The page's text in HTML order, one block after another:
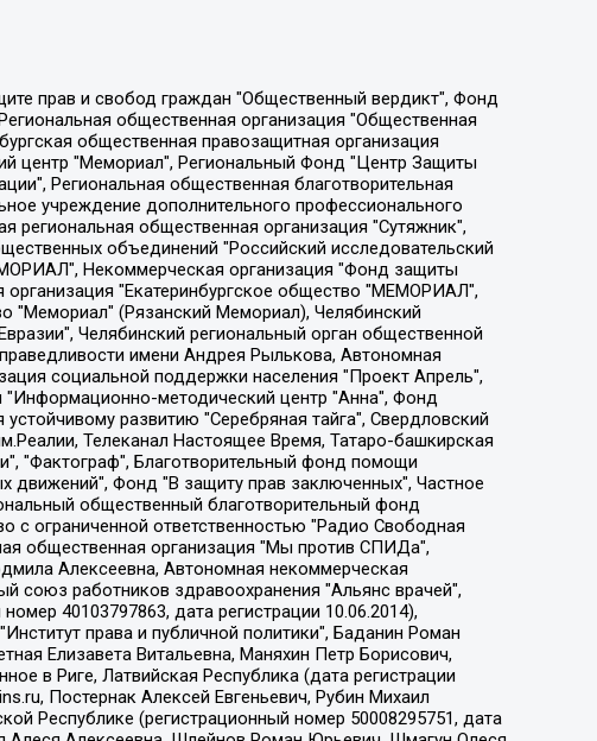
с ограниченной ответственностью "Нобелевский призыв", Гималова Регина Эмилевна, Григорьев Андрей Валерьевич, Григорьева Алина Александровна, Ассоциация по содействию защите прав призывников, альтернативнослужащих и военнослужащих "Правозащитная группа "Гражданин.Армия.Право", Хисамова Регина Фаритовна, Автономная некоммерческая организация по реализации социально-правовых программ "Лилит", Дальневосточное общественное движение "Маяк", Санкт-Петербургская ЛГБТ-инициативная группа "Выход", Инициативная группа ЛГБТ+ "Реверс", Алексеев Андрей Викторович, Бекбулатова Таисия Львовна, Беляев Иван Михайлович, Владыкина Елена Сергеевна, Гельман Марат Александрович, Никульшина Вероника Юрьевна, Толоконникова Надежда Андреевна, Шендерович Виктор Анатольевич, Общество с ограниченной ответственностью "Данное сообщение", Общество с ограниченной ответственностью Издательский дом "Новая глава", Айнбиндер Александра Александровна, Московский комьюнити-центр для ЛГБТ+инициатив, Благотворительный фонд развития филантропии, Deutsche Welle (Германия, Kurt-Schumacher-Strasse 3, 53113 Bonn), Борзунова Мария Михайловна, Воробьев Виктор Викторович, Голубева Анна Львовна, Константинова Алла Михайловна, Малкова Ирина Владимировна, Мурадов Мурад Абдулгалимович, Осетинская Елизавета Николаевна, Понасенков Евгений Николаевич, Ганапольский Матвей Юрьевич, Киселев Евгений Алексеевич, Борухович Ирина Григорьевна, Дремин Иван Тимофеевич, Дубровский Дмитрий Викторович, Красноярская региональная общественная организация поддержки и развития альтернативных образовательных технологий и межкультурных коммуникаций "ИНТЕРРА", Маяковская Екатерина Алексеевна, Фейгин Марк Захарович, Филимонов Андрей Викторович, Дзугкоева Регина Николаевна, Доброхотов Роман Александрович, Дудь Юрий Александрович, Елкин Сергей Владимирович, Кругликов Кирилл Игоревич, Сабунаева Мария Леонидовна, Семенов Алексей Владимирович, Шаинян Карен Багратович, Шульман Екатерина Михайловна, Асафьев Артур Валерьевич, Вахштайн Виктор Семенович, Венедиктов Алексей Алексеевич, Лушникова Екатерина Евгеньевна, Волков Леонид Михайлович, Невзоров Александр Глебович, Пархоменко Сергей Борисович, Сироткин Ярослав Николаевич, Кара-Мурза Владимир Владимирович, Баранова Наталья Владимировна, Гозман Леонид Яковлевич, Кагарлицкий Борис Юльевич, Климарев Михаил Валерьевич, Милов Владимир Станиславович, Автономная некоммерческая организация Краснодарский центр современного искусства "Типография", Моргенштерн Алишер Тагирович, Соболь Любовь Эдуардовна, Общество с ограниченной ответственностью "ЛИЗА НОРМ", Каспаров Гарри Кимович, Ходорковский Михаил Борисович, Общество с ограниченной ответственностью "Апрельские тезисы", Данилович Ирина Брониславовна, Кашин Олег Владимирович, Петров Николай Владимирович, Пивоваров Алексей Владимирович, Соколов Михаил Владимирович, Цветкова Юлия Владимировна, Чичваркин Евгений Александрович, Комитет против пыток/Команда против пыток, Общество с ограниченной ответственностью "Первый научный", Общество с ограниченной ответственностью "Вертолет и ко", Белоцерковская Вероника Борисовна, Кац Максим Евгеньевич, Лазарева Татьяна Юрьевна, Шаведдинов Руслан Табризович, Яшин Илья Валерьевич, Общество с ограниченной ответственностью "Иноагент ААВ", Алешковский Дмитрий Петрович, Альбац Евгения Марковна, Быков Дмитрий Львович, Галямина Юлия Евгеньевна, Лойко Сергей Леонидович, Мартынов Кирилл Константинович, Медведев Сергей Александрович, Крашенинников Федор Геннадиевич, Гордеева Катерина Вл